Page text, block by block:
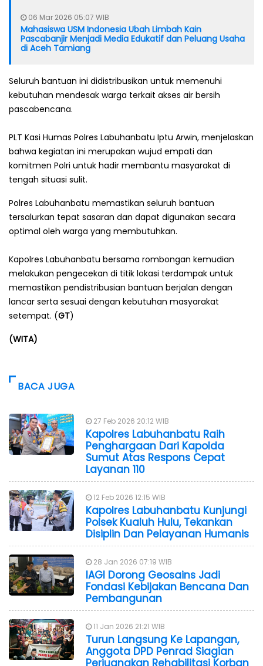
06 Mar 2026 05:07 WIB
Mahasiswa USM Indonesia Ubah Limbah Kain
Pascabanjir Menjadi Media Edukatif dan Peluang Usaha
di Aceh Tamiang
Seluruh bantuan ini didistribusikan untuk memenuhi
kebutuhan mendesak warga terkait akses air bersih
pascabencana.
PLT Kasi Humas Polres Labuhanbatu Iptu Arwin, menjelaskan
bahwa kegiatan ini merupakan wujud empati dan
komitmen Polri untuk hadir membantu masyarakat di
tengah situasi sulit.
Polres Labuhanbatu memastikan seluruh bantuan
tersalurkan tepat sasaran dan dapat digunakan secara
optimal oleh warga yang membutuhkan.
Kapolres Labuhanbatu bersama rombongan kemudian
melakukan pengecekan di titik lokasi terdampak untuk
memastikan pendistribusian bantuan berjalan dengan
lancar serta sesuai dengan kebutuhan masyarakat
setempat. (GT)
(WITA)
BACA JUGA
27 Feb 2026 20:12 WIB
Kapolres Labuhanbatu Raih
Penghargaan Dari Kapolda
Sumut Atas Respons Cepat
Layanan 110
12 Feb 2026 12:15 WIB
Kapolres Labuhanbatu Kunjungi
Polsek Kualuh Hulu, Tekankan
Disiplin Dan Pelayanan Humanis
28 Jan 2026 07:19 WIB
IAGI Dorong Geosains Jadi
Fondasi Kebijakan Bencana Dan
Pembangunan
11 Jan 2026 21:21 WIB
Turun Langsung Ke Lapangan,
Anggota DPD Penrad Siagian
Perjuangkan Rehabilitasi Korban